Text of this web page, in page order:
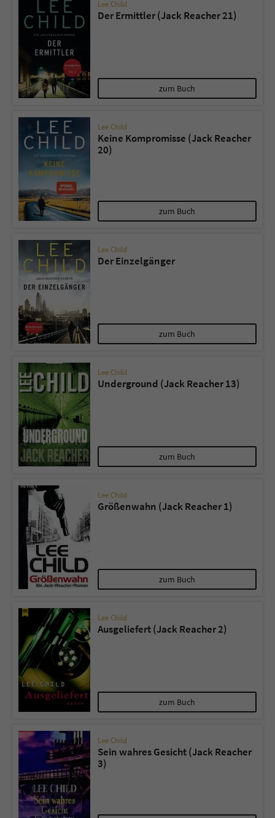
Lee Child
Der Ermittler (Jack Reacher 21)
zum Buch
Lee Child
Keine Kompromisse (Jack Reacher
20)
zum Buch
Lee Child
Der Einzelgänger
zum Buch
Lee Child
Underground (Jack Reacher 13)
zum Buch
Lee Child
Größenwahn (Jack Reacher 1)
zum Buch
Lee Child
Ausgeliefert (Jack Reacher 2)
zum Buch
Lee Child
Sein wahres Gesicht (Jack Reacher
3)